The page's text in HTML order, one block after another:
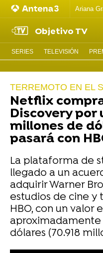
Ariana
Objetivo TV
SERIES TELEVISIÓN
TERREMOTO EN EL
Netflix
Discovery por
millones de
pasará con
La plataforma de
llegado a un
adquirir Warner
estudios de cine y
HBO, con un valor
aproximadamente
dólares (70.918